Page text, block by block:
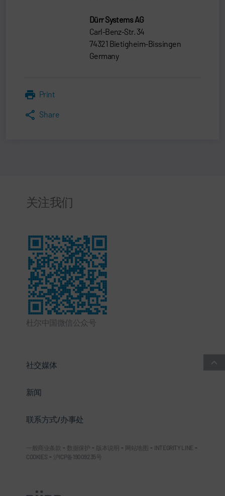
Dürr Systems AG
Carl-Benz-Str. 34
74321 Bietigheim-Bissingen
Germany
Print
Share
关注我们
杜尔中国微信公众号
社交媒体
新闻
联系方式/办事处
一般商业条款 - 数据保护 - 版本说明 - 网站地图 - INTEGRITY LINE -
COOKIES - 沪ICP备19009235号